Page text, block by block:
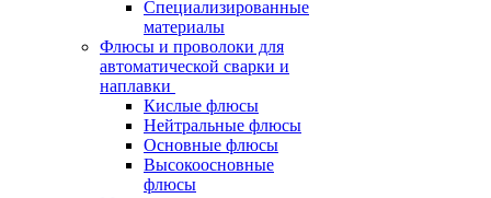
Специализированные
материалы
Флюсы и проволоки для
автоматической сварки и
наплавки
Кислые флюсы
Нейтральные флюсы
Основные флюсы
Высокоосновные
флюсы